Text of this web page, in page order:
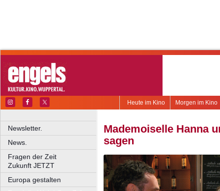
Morgen im Kino
Heute im Kino
Newsletter.
News.
Fragen der Zeit
Zukunft JETZT
Europa gestalten
Mademoiselle Hanna
sagen